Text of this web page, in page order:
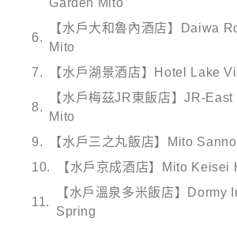
【水戶大和魯內酒店】Daiwa
Mito
【水戶湖景酒店】Hotel Lake
【水戶梅茲JR東飯店】JR-
Mito
【水戶三之丸飯店】Mito
【水戶京成酒店】Mito Keisei
【水戶溫泉多米飯店】Dormy
Spring